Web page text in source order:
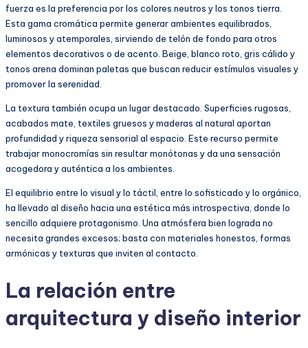
fuerza es la preferencia por los colores neutros y los tonos tierra.
Esta gama cromática permite generar ambientes equilibrados,
luminosos y atemporales, sirviendo de telón de fondo para otros
elementos decorativos o de acento. Beige, blanco roto, gris cálido y
tonos arena dominan paletas que buscan reducir estímulos visuales y
promover la serenidad.
La textura también ocupa un lugar destacado. Superficies rugosas,
acabados mate, textiles gruesos y maderas al natural aportan
profundidad y riqueza sensorial al espacio. Este recurso permite
trabajar monocromías sin resultar monótonas y da una sensación
acogedora y auténtica a los ambientes.
El equilibrio entre lo visual y lo táctil, entre lo sofisticado y lo orgánico,
ha llevado al diseño hacia una estética más introspectiva, donde lo
sencillo adquiere protagonismo. Una atmósfera bien lograda no
necesita grandes excesos; basta con materiales honestos, formas
armónicas y texturas que inviten al contacto.
La relación entre
arquitectura y diseño interior